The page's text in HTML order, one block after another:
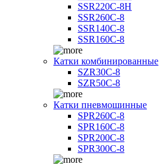
SSR220C-8H
SSR260C-8
SSR140C-8
SSR160C-8
Катки комбинированные
SZR30C-8
SZR50C-8
Катки пневмошинные
SPR260C-8
SPR160C-8
SPR200C-8
SPR300C-8